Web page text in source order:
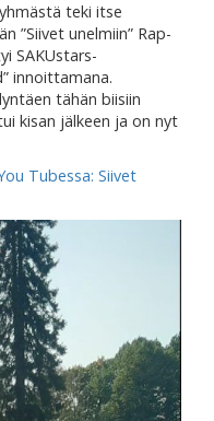
teki itse
”Siivet unelmiin” Rap-
SAKUstars-
innoittamana.
tähän biisiin
kisan jälkeen ja on nyt
Tubessa: Siivet